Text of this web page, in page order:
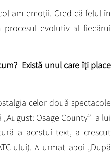
am emoţii. Cred că felul în
evolutiv al fiecărui
Există unul care îţi place
celor două spectacole
Osage County” a lui
a acestui text, a crescut
ului). A urmat apoi „După